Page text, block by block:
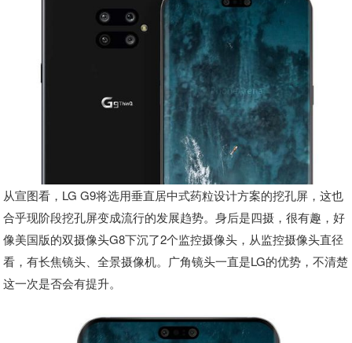
从宣图看，LG G9将选用垂直居中式药粒设计方案的挖孔屏，这也
合乎现阶段挖孔屏变成流行的发展趋势。身后是四摄，很有趣，好
像美国版的双摄像头G8下沉了2个监控摄像头，从监控摄像头直径
看，有长焦镜头、全景摄像机。广角镜头一直是LG的优势，不清楚
这一次是否会有提升。